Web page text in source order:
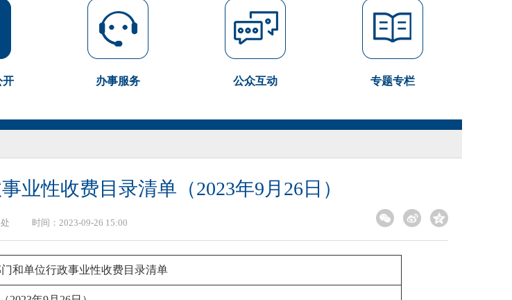
开 办事服务 公众互动 专题专栏
业性收费目录清单（2023年9月26日）
时间：2023-09-26 15:00
和单位行政事业性收费目录清单